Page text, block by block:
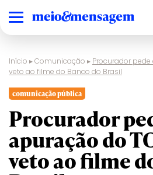
Início ▸Comunicação ▸ Procurador
veto ao filme do Banco do Brasil
comunicação pública
Procurador
apuração do
veto ao filme